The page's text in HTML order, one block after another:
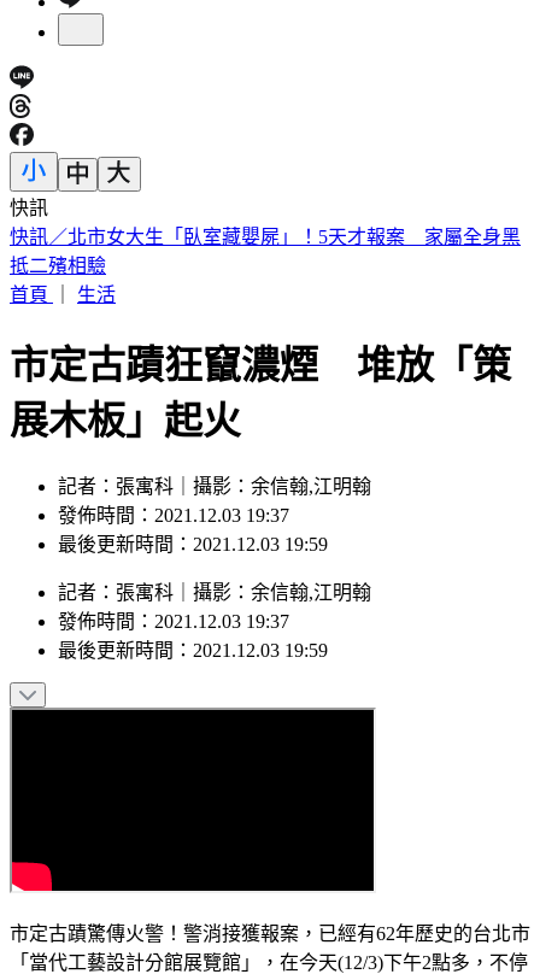
快訊
台日不友好？長崎原爆紀念典禮遭矮化 駐日代表拒出席：屈
從中國意志
首頁
生活
市定古蹟狂竄濃煙 堆放「策
展木板」起火
記者：張寓科｜攝影：余信翰,江明翰
發佈時間：2021.12.03 19:37
最後更新時間：2021.12.03 19:59
記者 ： 張寓科 攝影 ： 余信翰,江明翰
發佈時間： 2021.12.03 19:37
最後更新時間： 2021.12.03 19:59
市定古蹟驚傳火警！警消接獲報案，已經有62年歷史的台北市
「當代工藝設計分館展覽館」，在今天(12/3)下午2點多，不停